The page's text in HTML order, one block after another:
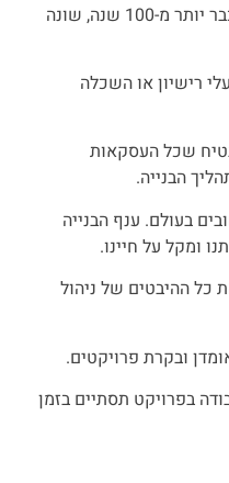
ניהול בנייה, שהוא מקצוע שקיים כבר יותר מ-100 שנה, שונה
רישיון או השכלה
שכל העסקאות
הבנייה.
בעולם. ענף הבנייה
ומקל על חיינו.
כל ההיבטים של ניהול
ובקרת פרויקטים.
בפרויקט תסתיים בזמן